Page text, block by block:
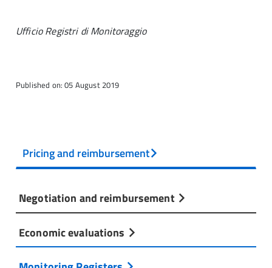
Ufficio Registri di Monitoraggio
Published on: 05 August 2019
Pricing and reimbursement
Negotiation and reimbursement
Economic evaluations